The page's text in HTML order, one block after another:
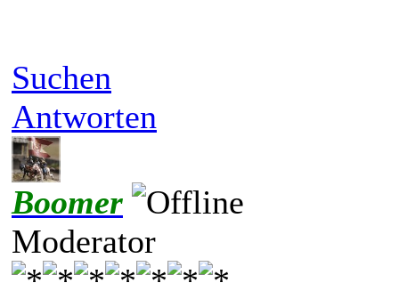
Suchen
Antworten
Boomer
Moderator